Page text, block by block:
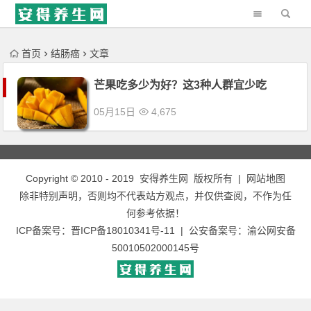
'); })();
首页 结肠癌 文章
芒果吃多少为好？这3种人群宜少吃
05月15日 4,675
Copyright © 2010 - 2019 安得养生网 版权所有 |
网站地图
除非特别声明，否则均不代表站方观点，并仅供查阅，不作为任
何参考依据！
ICP备案号： 晋ICP备18010341号-11 | 公安备案号： 渝公网安备
50010502000145号